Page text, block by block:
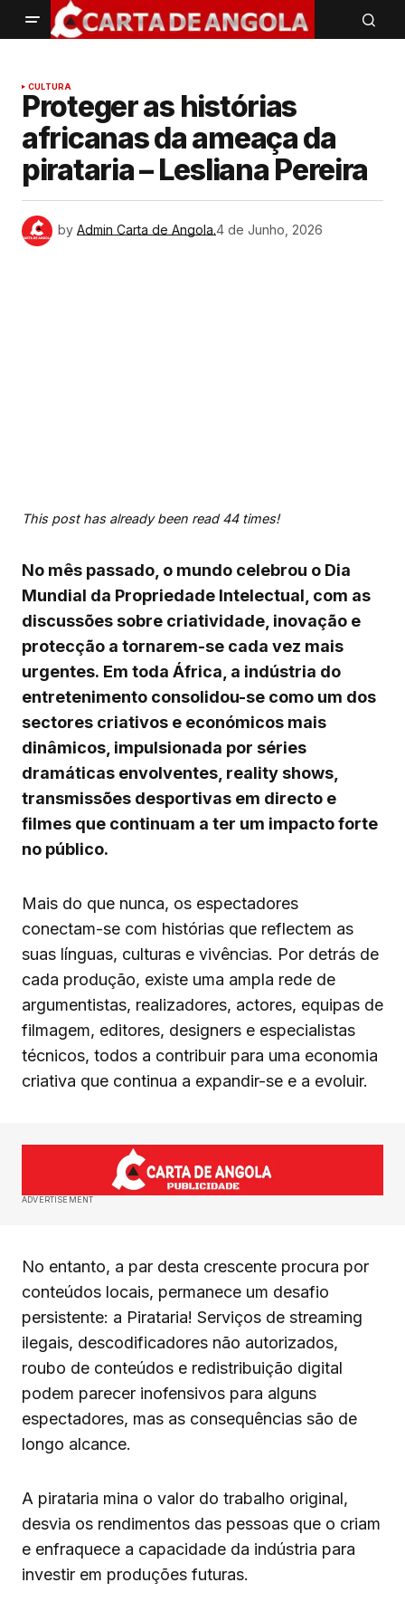
CULTURA
Proteger as histórias
africanas da ameaça da
pirataria – Lesliana Pereira
by Admin Carta de Angola.4 de Junho, 2026
This post has already been read 44 times!
No mês passado, o mundo celebrou o Dia
Mundial da Propriedade Intelectual, com as
discussões sobre criatividade, inovação e
protecção a tornarem-se cada vez mais
urgentes. Em toda África, a indústria do
entretenimento consolidou-se como um dos
sectores criativos e económicos mais
dinâmicos, impulsionada por séries
dramáticas envolventes, reality shows,
transmissões desportivas em directo e
filmes que continuam a ter um impacto forte
no público.
Mais do que nunca, os espectadores
conectam-se com histórias que reflectem as
suas línguas, culturas e vivências. Por detrás de
cada produção, existe uma ampla rede de
argumentistas, realizadores, actores, equipas de
filmagem, editores, designers e especialistas
técnicos, todos a contribuir para uma economia
criativa que continua a expandir-se e a evoluir.
ADVERTISEMENT
No entanto, a par desta crescente procura por
conteúdos locais, permanece um desafio
persistente: a Pirataria! Serviços de streaming
ilegais, descodificadores não autorizados,
roubo de conteúdos e redistribuição digital
podem parecer inofensivos para alguns
espectadores, mas as consequências são de
longo alcance.
A pirataria mina o valor do trabalho original,
desvia os rendimentos das pessoas que o criam
e enfraquece a capacidade da indústria para
investir em produções futuras.